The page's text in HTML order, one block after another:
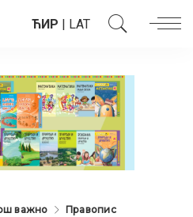
ЋИР | LAT
важно Правопис